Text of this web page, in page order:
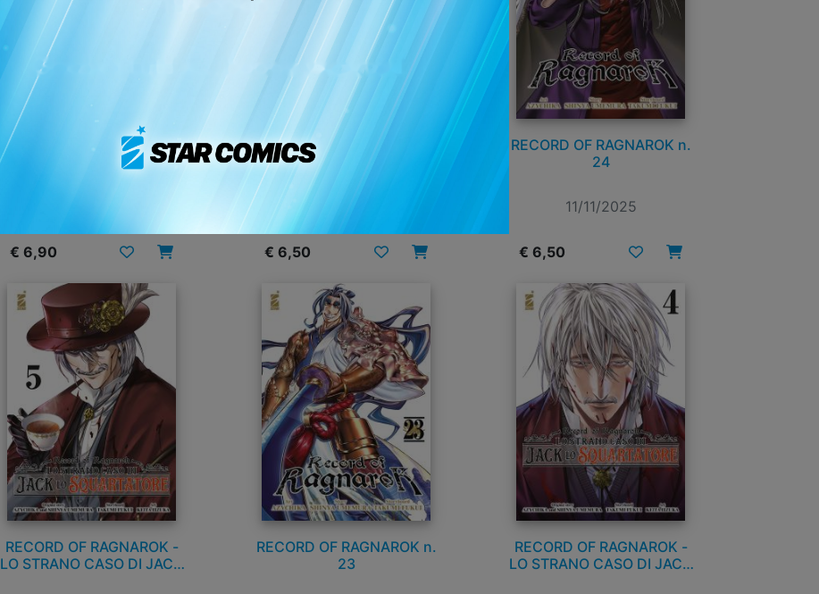
RECORD OF RAGNAROK n.
€ 6,90
RECORD OF RAGNAROK -
LO STRANO CASO DI JACK
LO SQUARTATORE n. 7
27/01/2026
€ 6,50
RECORD OF RAGNAROK n.
24
11/11/2025
€ 6,50
RECORD OF RAGNAROK -
LO STRANO CASO DI JACK
RECORD OF RAGNAROK n.
23
RECORD OF RAGNAROK -
LO STRANO CASO DI JACK